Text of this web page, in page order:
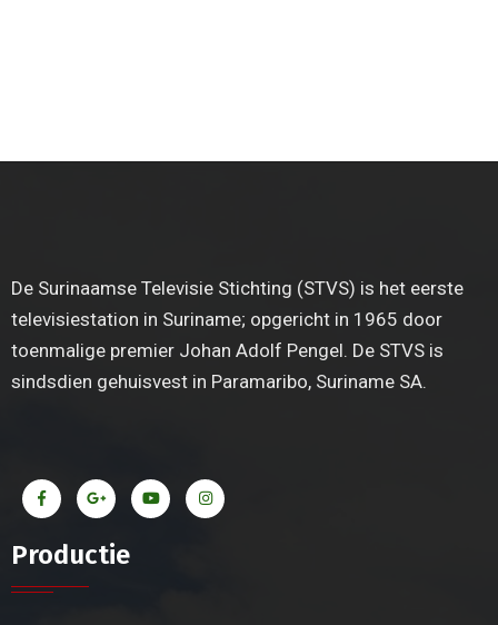
De Surinaamse Televisie Stichting (STVS) is het eerste
televisiestation in Suriname; opgericht in 1965 door
toenmalige premier Johan Adolf Pengel. De STVS is
sindsdien gehuisvest in Paramaribo, Suriname SA.
Productie